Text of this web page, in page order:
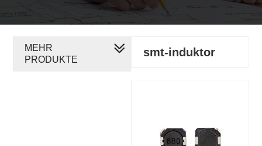
smt-induktor
MEHR
PRODUKTE